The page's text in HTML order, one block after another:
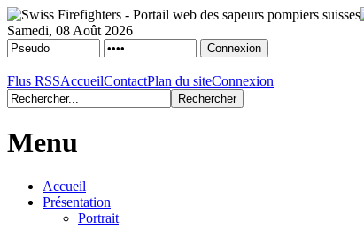
Samedi, 08 Août 2026
Flus RSSAccueilContactPlan du siteConnexion
Menu
Accueil
Présentation
Portrait